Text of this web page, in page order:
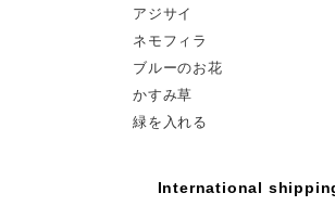
アジサイ
ネモフィラ
ブルーのお花
かすみ草
緑を入れる
International